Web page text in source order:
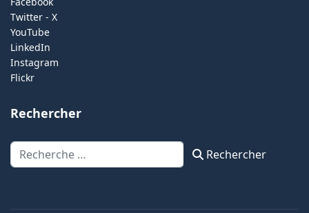
Twitter - X
YouTube
LinkedIn
Instagram
Flickr
Rechercher
Rechercher Rechercher